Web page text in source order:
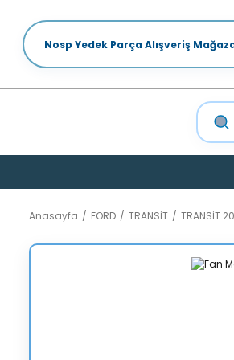
Nosp Yedek Parça Alışveriş
Anasayfa FORD TRANSİT TRANSİT